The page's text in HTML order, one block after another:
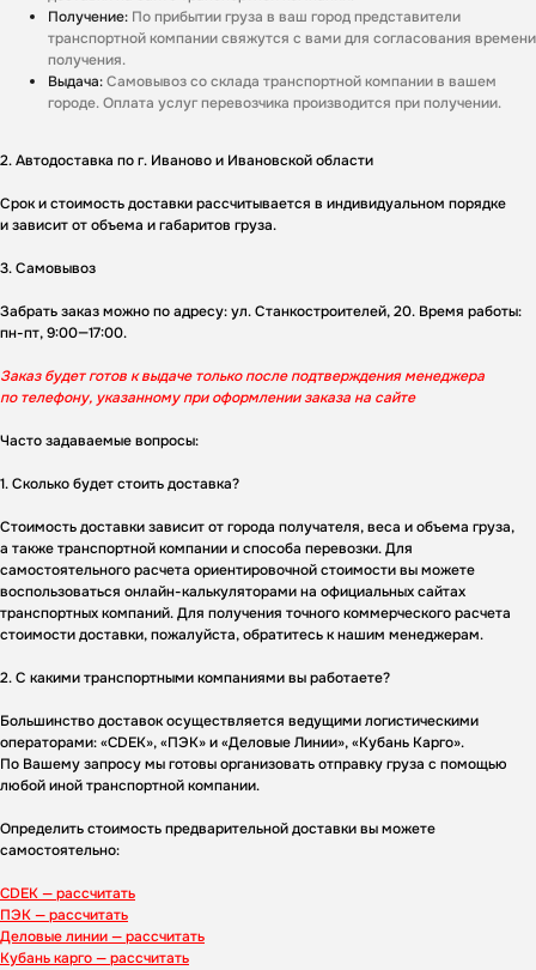
Получение: По прибытии груза в ваш город представители
транспортной компании свяжутся с вами для согласования времени
получения.
Выдача:Самовывоз со склада транспортной компании в вашем
городе. Оплата услуг перевозчика производится при получении.
2. Автодоставка по г. Иваново и Ивановской области
Срок и стоимость доставки рассчитывается в индивидуальном порядке
и зависит от объема и габаритов груза.
3. Самовывоз
Забрать заказ можно по адресу: ул. Станкостроителей, 20. Время работы:
пн-пт, 9:00—17:00.
Заказ будет готов к выдаче только после подтверждения менеджера
по телефону, указанному при оформлении заказа на сайте
Часто задаваемые вопросы:
1. Сколько будет стоить доставка?
Стоимость доставки зависит от города получателя, веса и объема груза,
а также транспортной компании и способа перевозки. Для
самостоятельного расчета ориентировочной стоимости вы можете
воспользоваться онлайн-калькуляторами на официальных сайтах
транспортных компаний. Для получения точного коммерческого расчета
стоимости доставки, пожалуйста, обратитесь к нашим менеджерам.
2. С какими транспортными компаниями вы работаете?
Большинство доставок осуществляется ведущими логистическими
операторами: «CDEK», «ПЭК» и «Деловые Линии», «Кубань Карго».
По Вашему запросу мы готовы организовать отправку груза с помощью
любой иной транспортной компании.
Определить стоимость предварительной доставки вы можете
самостоятельно:
CDEK — рассчитать
ПЭК — рассчитать
Деловые линии — рассчитать
Кубань карго — рассчитать
Ответьте на несколько вопросов - и мы
Получите
предложение на ворота